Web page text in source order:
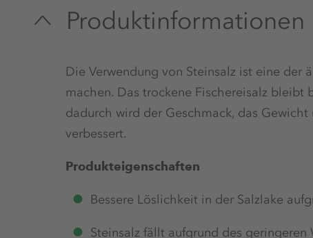
Produktinformationen
Die Verwendung von Steinsalz ist eine der
machen. Das trockene Fischereisalz bleibt
dadurch wird der Geschmack, das Gewicht
verbessert.
Produkteigenschaften
Bessere Löslichkeit in der Salzlake
Steinsalz fällt aufgrund des geringeren